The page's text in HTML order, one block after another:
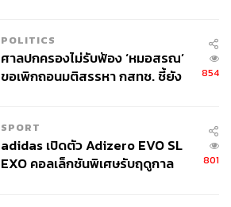
POLITICS
ศาลปกครองไม่รับฟ้อง ‘หมอสรณ’
ขอเพิกถอนมติสรรหา กสทช. ชี้ยัง
854
SPORT
adidas เปิดตัว Adizero EVO SL
EXO คอลเล็กชันพิเศษรับฤดูกาล
801